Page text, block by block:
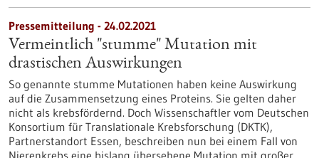
Pressemitteilung - 24.02.2021
Vermeintlich "stumme" Mutation mit
drastischen Auswirkungen
So genannte stumme Mutationen haben keine Auswirkung
auf die Zusammensetzung eines Proteins. Sie gelten daher
nicht als krebsfördernd. Doch Wissenschaftler vom Deutschen
Konsortium für Translationale Krebsforschung (DKTK),
Partnerstandort Essen, beschreiben nun bei einem Fall von
Nierenkrebs eine bislang übersehene Mutation mit großer